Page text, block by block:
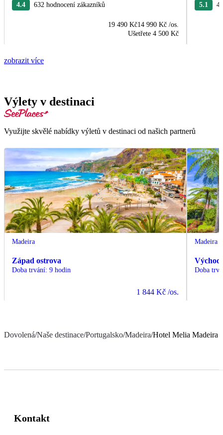
4.4 632 hodnocení zákazníků
19 490 Kč14 990 Kč /os.
Ušetřete 4 500 Kč
5.1
zobrazit více
Výlety v destinaci
Využijte skvělé nabídky výletů v destinaci od našich partnerů
Madeira
Západ ostrova
Doba trvání: 9 hodin
1 844 Kč /os.
Madeira
Východ
Doba
Dovolená/Naše destinace/Portugalsko/Madeira/Hotel Melia Madeira
Kontakt